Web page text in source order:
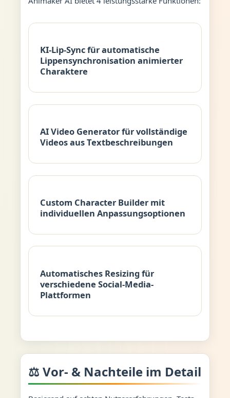
KI-Lip-Sync für automatische
Lippensynchronisation animierter
Charaktere
AI Video Generator für vollständige
Videos aus Textbeschreibungen
Custom Character Builder mit
individuellen Anpassungsoptionen
Automatisches Resizing für
verschiedene Social-Media-
Plattformen
⚖️ Vor- & Nachteile im Detail